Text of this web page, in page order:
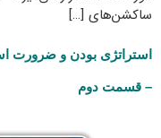
ساکشن‌های […]
استراتژی بودن و ضرورت
– قسمت دوم